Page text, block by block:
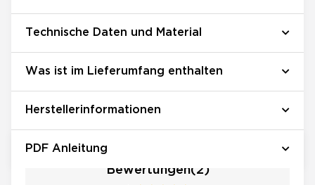
Technische Daten und Material
Was ist im Lieferumfang enthalten
Herstellerinformationen
PDF Anleitung
Bewertungen(2)